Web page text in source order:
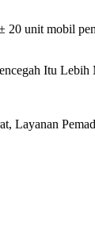
unit mobil
Itu
Layanan